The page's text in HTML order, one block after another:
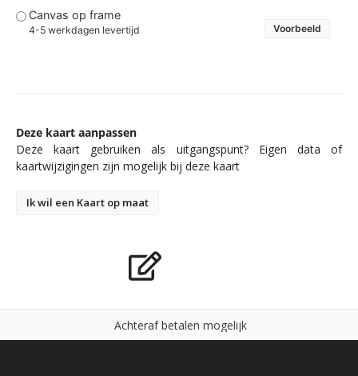
Canvas op frame
4-5 werkdagen levertijd Voorbeeld
Deze kaart aanpassen
Deze kaart gebruiken als uitgangspunt? Eigen data of
kaartwijzigingen zijn mogelijk bij deze kaart
Ik wil een Kaart op maat
Achteraf betalen mogelijk